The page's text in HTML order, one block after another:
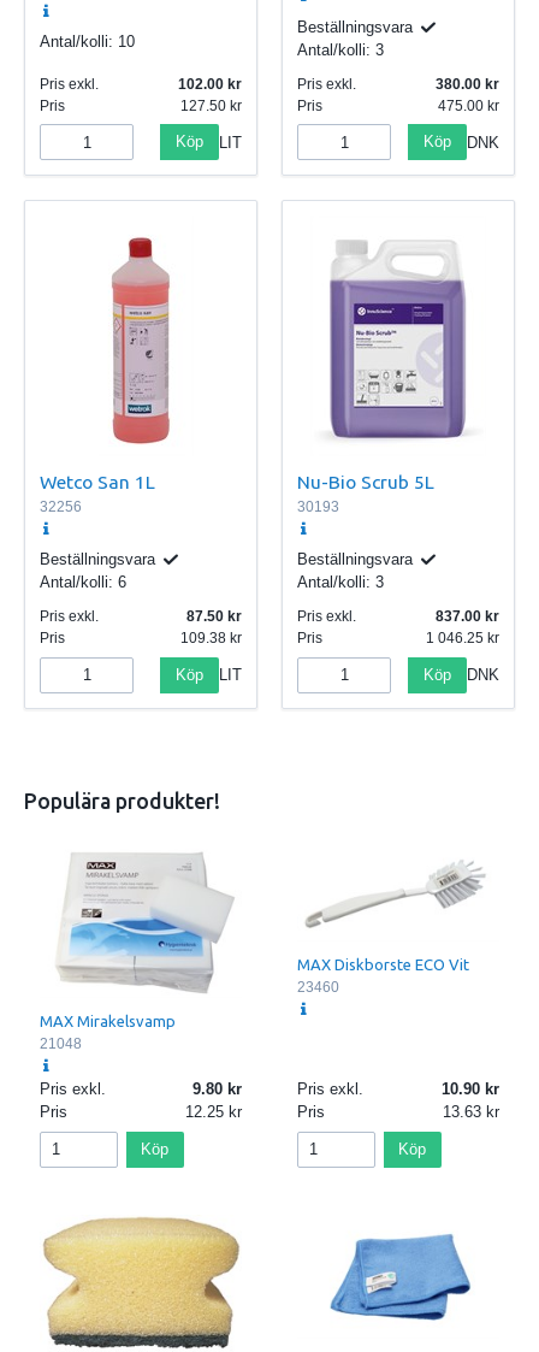
Antal/kolli: 10
Pris exkl.
102.00
Pris
127.50
Köp LIT
Beställningsvara
Antal/kolli: 3
Pris exkl.
380.00
Pris
475.00
Köp DNK
Wetco San 1L
32256
Beställningsvara
Antal/kolli: 6
Pris exkl.
87.50
Pris
109.38
Köp LIT
Nu-Bio Scrub 5L
30193
Beställningsvara
Antal/kolli: 3
Pris exkl.
837.00
Pris
1 046.25
Köp DNK
Populära produkter!
MAX Mirakelsvamp
21048
Pris exkl.
9.80
Pris
12.25
Köp
MAX Diskborste ECO Vit
23460
Pris exkl.
10.90
Pris
13.63
Köp